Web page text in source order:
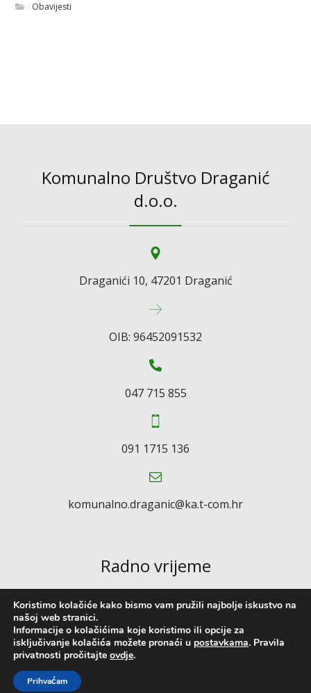
Obavijesti
Komunalno Društvo Draganić
d.o.o.
Draganići 10, 47201 Draganić
OIB: 96452091532
047 715 855
091 1715 136
komunalno.draganic@ka.t-com.hr
Radno vrijeme
Ponedjeljak-petak: 07:00 – 15:00
Subotom, nedjeljom i praznikom ne radimo
Copyright © 2022. KOMUNALNO DRUŠTVO DRAGANIĆ d.o.o. //
Koristimo kolačiće kako bismo vam pružili najbolje iskustvo na
našoj web stranici.
Informacije o kolačićima koje koristimo ili opcije za
isključivanje kolačića možete pronaći u postavkama. Pravila
privatnosti pročitajte ovdje.
Prihvaćam